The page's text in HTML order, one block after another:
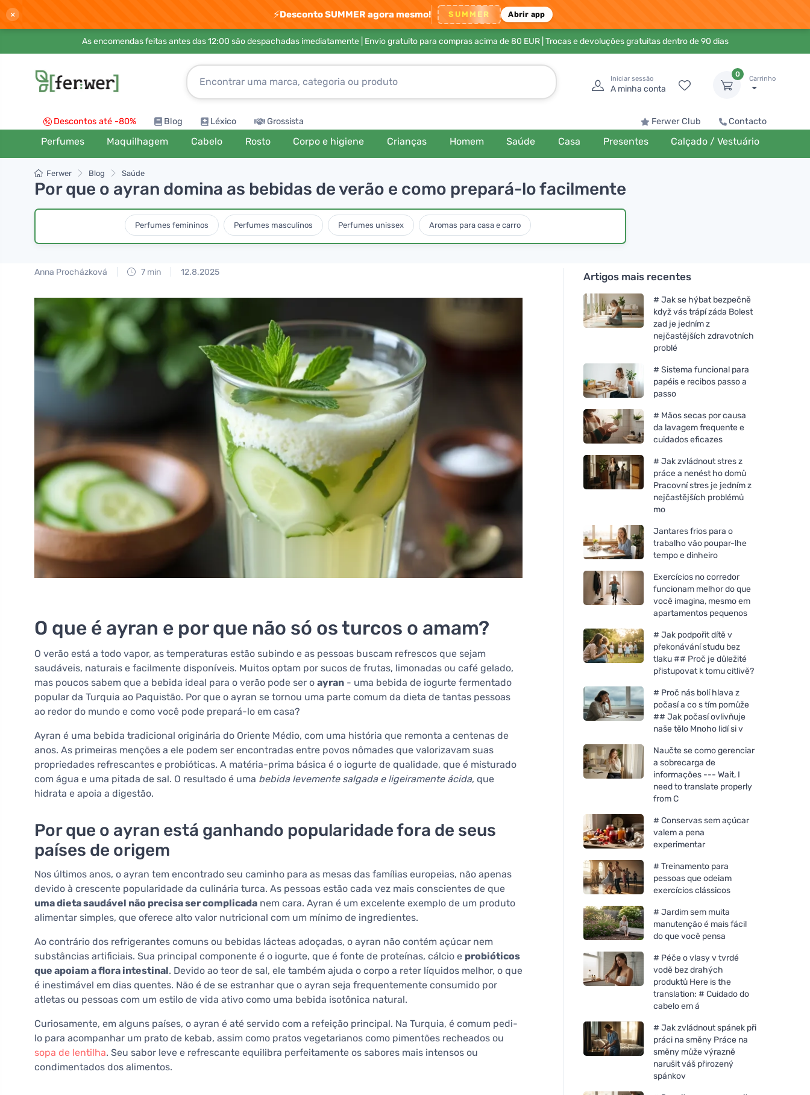
× ⚡Desconto SUMMER agora mesmo! SUMMER Abrir app
As encomendas feitas antes das 12:00 são despachadas imediatamente | Envio gratuito para compras acima de 80 EUR| Trocas e devoluções gratuitas dentro de 90 dias
Iniciar sessão
A minha conta
0
Carrinho
Descontos até -80% Blog Léxico Grossista Ferwer Club Contacto
Perfumes Maquilhagem Cabelo Rosto Corpo e higiene Crianças Homem Saúde Casa Presentes Calçado / Vestuário
Ferwer Blog Saúde
Por que o ayran domina as bebidas de verão e como prepará-lo facilmente
Perfumes femininos Perfumes masculinos Perfumes unissex Aromas para casa e carro
Anna Procházková 7 min 12.8.2025
O que é ayran e por que não só os turcos o amam?
O verão está a todo vapor, as temperaturas estão subindo e as pessoas buscam refrescos que sejam
saudáveis, naturais e facilmente disponíveis. Muitos optam por sucos de frutas, limonadas ou café gelado,
mas poucos sabem que a bebida ideal para o verão pode ser o ayran - uma bebida de iogurte fermentado
popular da Turquia ao Paquistão. Por que o ayran se tornou uma parte comum da dieta de tantas pessoas
ao redor do mundo e como você pode prepará-lo em casa?
Ayran é uma bebida tradicional originária do Oriente Médio, com uma história que remonta a centenas de
anos. As primeiras menções a ele podem ser encontradas entre povos nômades que valorizavam suas
propriedades refrescantes e probióticas. A matéria-prima básica é o iogurte de qualidade, que é misturado
com água e uma pitada de sal. O resultado é uma bebida levemente salgada e ligeiramente ácida, que
hidrata e apoia a digestão.
Por que o ayran está ganhando popularidade fora de seus
países de origem
Nos últimos anos, o ayran tem encontrado seu caminho para as mesas das famílias europeias, não apenas
devido à crescente popularidade da culinária turca. As pessoas estão cada vez mais conscientes de que
uma dieta saudável não precisa ser complicada nem cara. Ayran é um excelente exemplo de um produto
alimentar simples, que oferece alto valor nutricional com um mínimo de ingredientes.
Ao contrário dos refrigerantes comuns ou bebidas lácteas adoçadas, o ayran não contém açúcar nem
substâncias artificiais. Sua principal componente é o iogurte, que é fonte de proteínas, cálcio e probióticos
que apoiam a flora intestinal. Devido ao teor de sal, ele também ajuda o corpo a reter líquidos melhor, o que
é inestimável em dias quentes. Não é de se estranhar que o ayran seja frequentemente consumido por
atletas ou pessoas com um estilo de vida ativo como uma bebida isotônica natural.
Curiosamente, em alguns países, o ayran é até servido com a refeição principal. Na Turquia, é comum pedi-
lo para acompanhar um prato de kebab, assim como pratos vegetarianos como pimentões recheados ou
sopa de lentilha. Seu sabor leve e refrescante equilibra perfeitamente os sabores mais intensos ou
condimentados dos alimentos.
Artigos mais recentes
# Jak se hýbat bezpečně
když vás trápí záda Bolest
zad je jedním z
nejčastějších zdravotních
problé
# Sistema funcional para
papéis e recibos passo a
passo
# Mãos secas por causa
da lavagem frequente e
cuidados eficazes
# Jak zvládnout stres z
práce a nenést ho domů
Pracovní stres je jedním z
nejčastějších problémů
mo
Jantares frios para o
trabalho vão poupar-lhe
tempo e dinheiro
Exercícios no corredor
funcionam melhor do que
você imagina, mesmo em
apartamentos pequenos
# Jak podpořit dítě v
překonávání studu bez
tlaku ## Proč je důležité
přistupovat k tomu citlivě?
# Proč nás bolí hlava z
počasí a co s tím pomůže
## Jak počasí ovlivňuje
naše tělo Mnoho lidí si v
Naučte se como gerenciar
a sobrecarga de
informações --- Wait, I
need to translate properly
from C
# Conservas sem açúcar
valem a pena
experimentar
# Treinamento para
pessoas que odeiam
exercícios clássicos
# Jardim sem muita
manutenção é mais fácil
do que você pensa
# Péče o vlasy v tvrdé
vodě bez drahých
produktů Here is the
translation: # Cuidado do
cabelo em á
# Jak zvládnout spánek při
práci na směny Práce na
směny může výrazně
narušit váš přirozený
spánkov